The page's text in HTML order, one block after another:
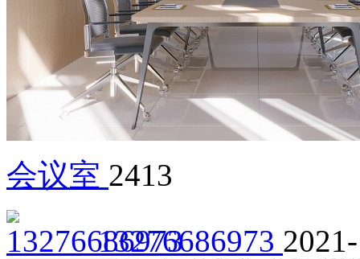
会议室 2413
13276686973